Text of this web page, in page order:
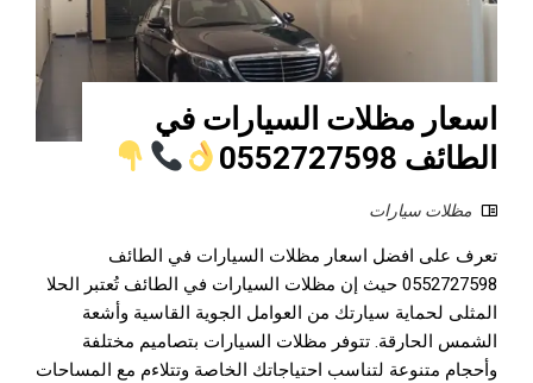
اسعار مظلات السيارات في
الطائف 0552727598
مظلات سيارات
تعرف على افضل اسعار مظلات السيارات في الطائف
0552727598 حيث إن مظلات السيارات في الطائف تُعتبر الحلا
المثلى لحماية سيارتك من العوامل الجوية القاسية وأشعة
الشمس الحارقة. تتوفر مظلات السيارات بتصاميم مختلفة
وأحجام متنوعة لتناسب احتياجاتك الخاصة وتتلاءم مع المساحات